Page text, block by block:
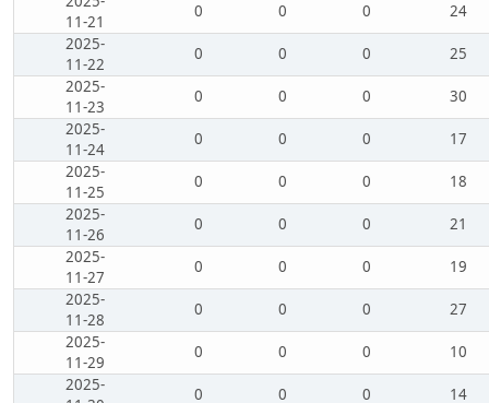
11-21
0 0 0
24
2025-
11-22
0 0 0
25
2025-
11-23
0 0 0
30
2025-
11-24
0 0 0
17
2025-
11-25
0 0 0
18
2025-
11-26
0 0 0
21
2025-
11-27
0 0 0
19
2025-
11-28
0 0 0
27
2025-
11-29
0 0 0
10
2025-
0 0 0
14